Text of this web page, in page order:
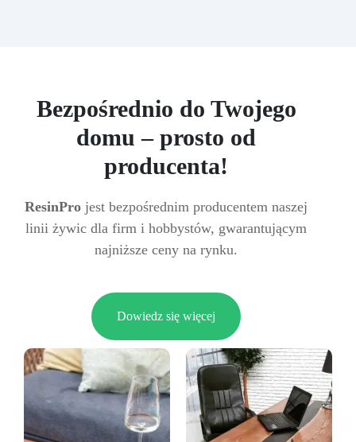
Bezpośrednio do Twojego
domu – prosto od
producenta!
ResinPro jest bezpośrednim producentem naszej
linii żywic dla firm i hobbystów, gwarantującym
najniższe ceny na rynku.
Dowiedz się więcej